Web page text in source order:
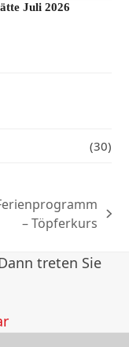
Juli 2026
(30)
Nächster
– Töpferkurs
treten Sie